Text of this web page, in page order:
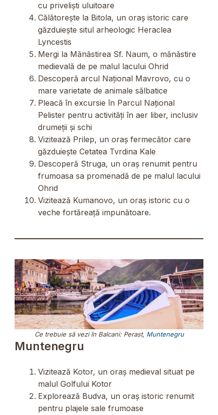
cu priveliști uluitoare
Călătorește la Bitola, un oraș istoric care
găzduiește situl arheologic Heraclea
Lyncestis
Mergi la Mănăstirea Sf. Naum, o mănăstire
medievală de pe malul lacului Ohrid
Descoperă arcul Național Mavrovo, cu o
mare varietate de animale sălbatice
Pleacă în excursie în Parcul Național
Pelister pentru activități în aer liber, inclusiv
drumeții și schi
Vizitează Prilep, un oraș fermecător care
găzduiește Cetatea Tvrdina Kale
Descoperă Struga, un oraș renumit pentru
frumoasa sa promenadă de pe malul lacului
Ohrid
Vizitează Kumanovo, un oraș istoric cu o
veche fortăreață impunătoare.
Ce trebuie să vezi în Balcani: Perast, Muntenegru
Muntenegru
Vizitează Kotor, un oraș medieval situat pe
malul Golfului Kotor
Explorează Budva, un oraș istoric renumit
pentru plajele sale frumoase